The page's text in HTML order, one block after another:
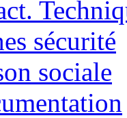
sécurité
sociale